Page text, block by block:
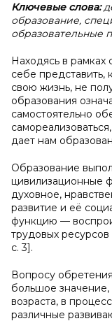
Ключевые слова:
образование,
образовательные
Находясь в
себе представить,
свою жизнь, не
образования
самостоятельно
дает нам
Образование
цивилизационные
духовное,
развитие и её
функцию —
трудовых
с. 3].
Вопросу
большое значение,
возраста, в
различные